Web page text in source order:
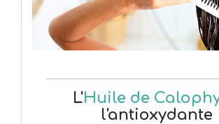
L'Huile de
l'antioxydante